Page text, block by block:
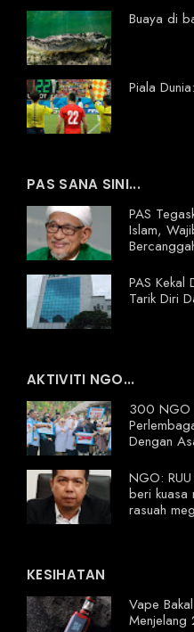
Buaya di
Piala
PAS SANA SINI...
PAS
Islam,
PAS Kekal
Tarik Diri
AKTIVITI NGO...
300 NGO
Dengan
NGO:
beri kuasa
rasuah
KESIHATAN
Vape